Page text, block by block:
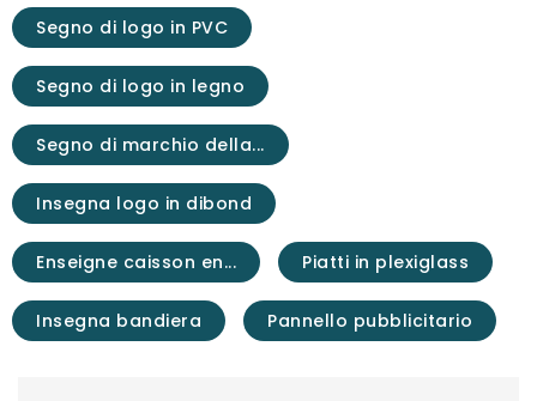
Segno di logo in PVC
Segno di logo in legno
Segno di marchio della...
Insegna logo in dibond
Enseigne caisson en... Piatti in plexiglass
Insegna bandiera Pannello pubblicitario